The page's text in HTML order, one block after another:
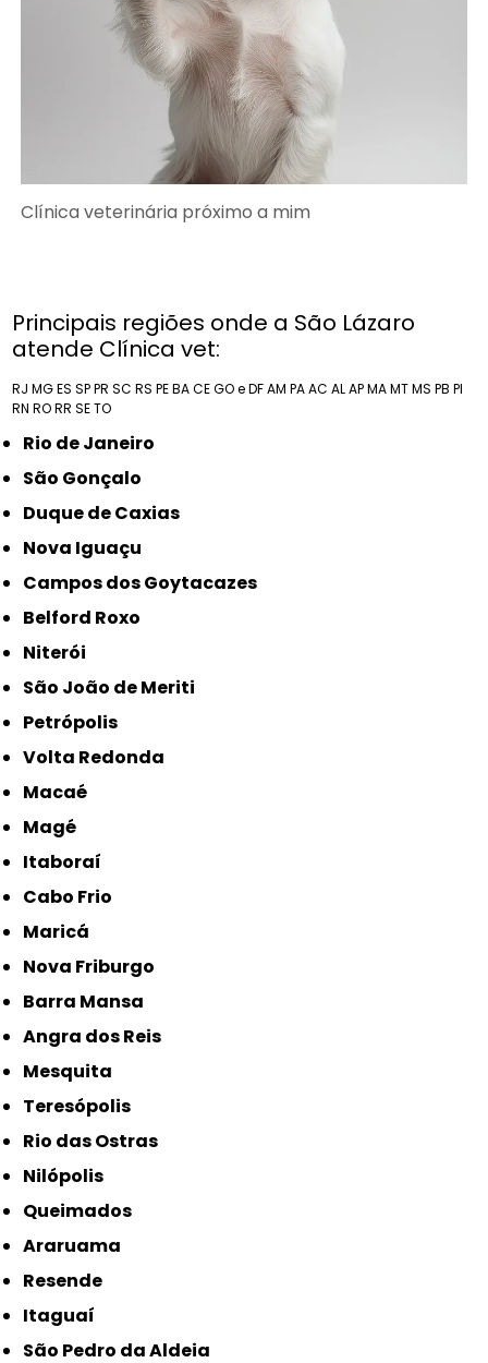
Clínica veterinária próximo a mim
Principais regiões onde a São Lázaro
atende Clínica vet:
RJ MGES SPPR SC RS PEBACEGO e DFAM PAAC ALAPMAMTMS PB PI
RN RORR SETO
Rio de Janeiro
São Gonçalo
Duque de Caxias
Nova Iguaçu
Campos dos Goytacazes
Belford Roxo
Niterói
São João de Meriti
Petrópolis
Volta Redonda
Macaé
Magé
Itaboraí
Cabo Frio
Maricá
Nova Friburgo
Barra Mansa
Angra dos Reis
Mesquita
Teresópolis
Rio das Ostras
Nilópolis
Queimados
Araruama
Resende
Itaguaí
São Pedro da Aldeia